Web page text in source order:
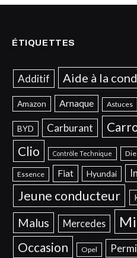
ÉTIQUETTES
Additif Aide à la
Amazon Arnaque Astuces
BYD Carburant
Clio Contrôle Technique
Essence Fiat Hyundai
Jeune conducteur
Malus Mercedes
Occasion Opel